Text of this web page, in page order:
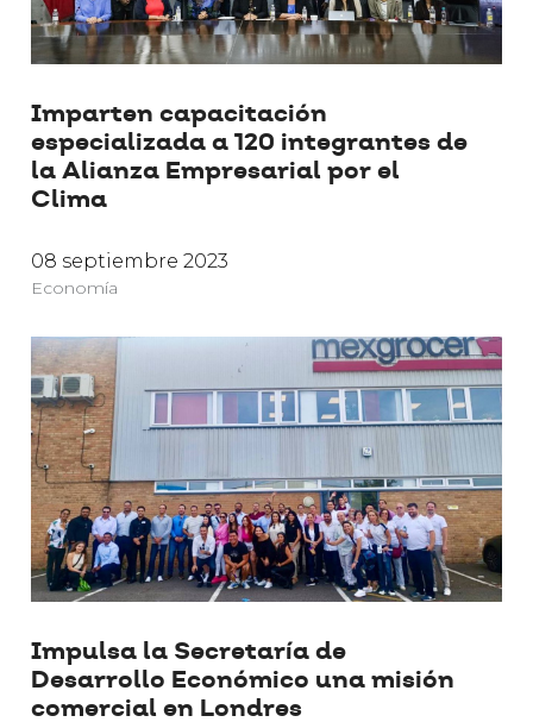
Imparten capacitación
especializada a 120 integrantes de
la Alianza Empresarial por el
Clima
08 septiembre 2023
Economía
Impulsa la Secretaría de
Desarrollo Económico una misión
comercial en Londres